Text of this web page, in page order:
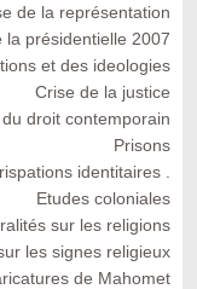
de la représentation
la présidentielle 2007
et des ideologies
Crise de la justice
droit contemporain
Prisons
identitaires .
Etudes coloniales
sur les religions
les signes religieux
de Mahomet